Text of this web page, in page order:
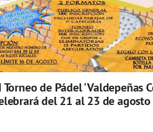
Torneo de Pádel 'Valdepeñas
del 21 al 23 de agosto